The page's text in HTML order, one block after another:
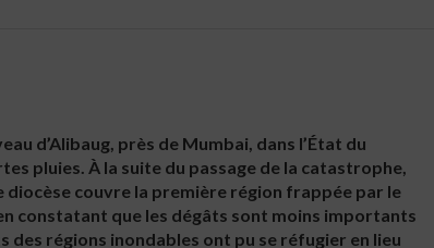
d’Alibaug, près de Mumbai, dans l’État du
pluies. À la suite du passage de la catastrophe,
diocèse couvre la première région frappée par le
constatant que les dégâts sont moins importants
des régions inondables ont pu se réfugier en lieu